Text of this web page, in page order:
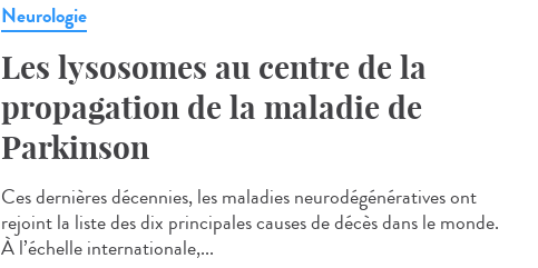
Neurologie
Les lysosomes au centre de la
propagation de la maladie de
Parkinson
Ces dernières décennies, les maladies neurodégénératives ont
rejoint la liste des dix principales causes de décès dans le monde.
À l’échelle internationale,...